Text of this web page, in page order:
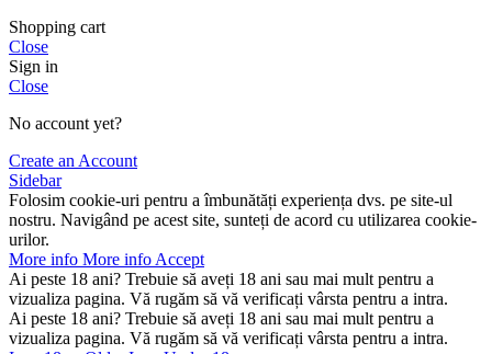
Shopping cart
Close
Sign in
Close
No account yet?
Create an Account
Sidebar
Folosim cookie-uri pentru a îmbunătăți experiența dvs. pe site-ul
nostru. Navigând pe acest site, sunteți de acord cu utilizarea cookie-
urilor.
More info More info Accept
Ai peste 18 ani? Trebuie să aveți 18 ani sau mai mult pentru a
vizualiza pagina. Vă rugăm să vă verificați vârsta pentru a intra.
Ai peste 18 ani? Trebuie să aveți 18 ani sau mai mult pentru a
vizualiza pagina. Vă rugăm să vă verificați vârsta pentru a intra.